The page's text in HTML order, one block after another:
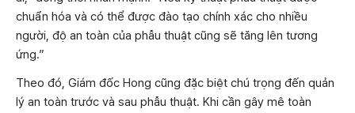
chuẩn hóa và có thể được đào tạo chính xác cho nhiều
người, độ an toàn của phẫu thuật cũng sẽ tăng lên tương
ứng.”
Theo đó, Giám đốc Hong cũng đặc biệt chú trọng đến quản
lý an toàn trước và sau phẫu thuật. Khi cần gây mê toàn